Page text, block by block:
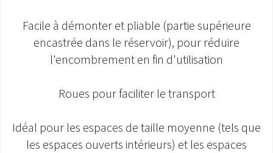
Facile à démonter et pliable (partie supérieure
encastrée dans le réservoir), pour réduire
l'encombrement en fin d'utilisation
Roues pour faciliter le transport
Idéal pour les espaces de taille moyenne (tels que
les espaces ouverts intérieurs) et les espaces